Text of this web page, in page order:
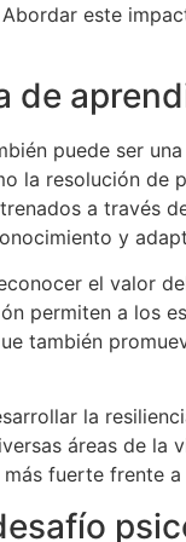
este
de
puede ser
la resolución de
a través
y
el valor
permiten a los
también
la
áreas de
fuerte frente